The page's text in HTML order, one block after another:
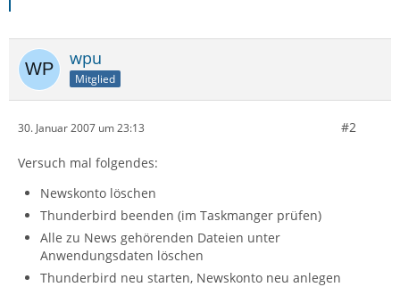
wpu
Mitglied
30. Januar 2007 um 23:13 #2
Versuch mal folgendes:
Newskonto löschen
Thunderbird beenden (im Taskmanger prüfen)
Alle zu News gehörenden Dateien unter
Anwendungsdaten löschen
Thunderbird neu starten, Newskonto neu anlegen